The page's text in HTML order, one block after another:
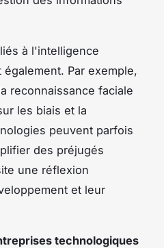
liés à l'intelligence
Par exemple,
reconnaissance faciale
les biais et la
peuvent parfois
des préjugés
une réflexion
et leur
technologiques